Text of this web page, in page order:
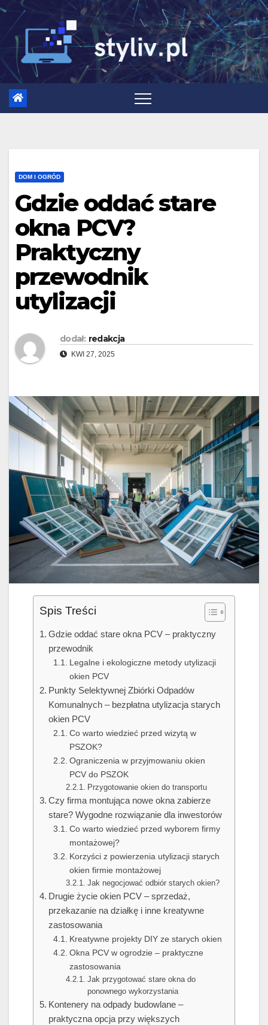
Skip
content
DOM I OGRÓD
Gdzie oddać stare
okna PCV?
Praktyczny
przewodnik
utylizacji
dodał: redakcja
KWI 27, 2025
Spis Treści
Gdzie oddać stare okna PCV – praktyczny
przewodnik
Legalne i ekologiczne metody utylizacji
okien PCV
Punkty Selektywnej Zbiórki Odpadów
Komunalnych – bezpłatna utylizacja starych
okien PCV
Co warto wiedzieć przed wizytą w
PSZOK?
Ograniczenia w przyjmowaniu okien
PCV do PSZOK
Przygotowanie okien do transportu
Czy firma montująca nowe okna zabierze
stare? Wygodne rozwiązanie dla inwestorów
Co warto wiedzieć przed wyborem firmy
montażowej?
Korzyści z powierzenia utylizacji starych
okien firmie montażowej
Jak negocjować odbiór starych okien?
Drugie życie okien PCV – sprzedaż,
przekazanie na działkę i inne kreatywne
zastosowania
Kreatywne projekty DIY ze starych okien
Okna PCV w ogrodzie – praktyczne
zastosowania
Jak przygotować stare okna do
ponownego wykorzystania
Kontenery na odpady budowlane –
praktyczna opcja przy większych